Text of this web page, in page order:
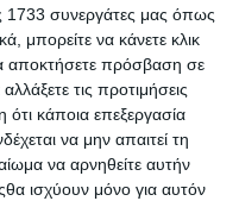
1733 συνεργάτες μας όπως
μπορείτε να κάνετε κλικ
αποκτήσετε πρόσβαση σε
τις προτιμήσεις
κάποια επεξεργασία
να μην απαιτεί τη
να αρνηθείτε αυτήν
ισχύουν μόνο για αυτόν